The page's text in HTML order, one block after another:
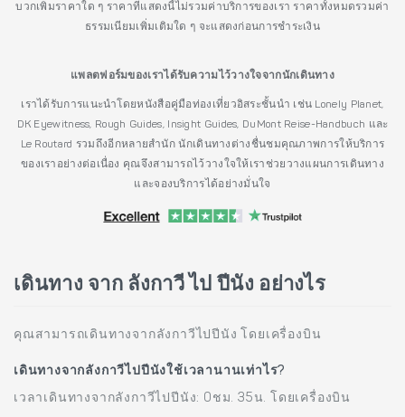
บวกเพิ่มราคาใด ๆ ราคาที่แสดงนี้ไม่รวมค่าบริการของเรา ราคาทั้งหมดรวมค่า
ธรรมเนียมเพิ่มเติมใด ๆ จะแสดงก่อนการชำระเงิน
แพลตฟอร์มของเราได้รับความไว้วางใจจากนักเดินทาง
เราได้รับการแนะนำโดยหนังสือคู่มือท่องเที่ยวอิสระชั้นนำ เช่น Lonely Planet,
DK Eyewitness, Rough Guides, Insight Guides, DuMont Reise-Handbuch และ
Le Routard รวมถึงอีกหลายสำนัก นักเดินทางต่างชื่นชมคุณภาพการให้บริการ
ของเราอย่างต่อเนื่อง คุณจึงสามารถไว้วางใจให้เราช่วยวางแผนการเดินทาง
และจองบริการได้อย่างมั่นใจ
เดินทาง จาก ลังกาวี ไป ปีนัง อย่างไร
คุณสามารถเดินทางจากลังกาวีไปปีนัง โดยเครื่องบิน
เดินทางจากลังกาวีไปปีนังใช้เวลานานเท่าไร?
เวลาเดินทางจากลังกาวีไปปีนัง: 0ชม. 35น. โดยเครื่องบิน